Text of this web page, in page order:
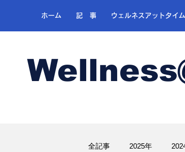
ホーム 記 事 ウェルネスアットタイ
全記事 2025年